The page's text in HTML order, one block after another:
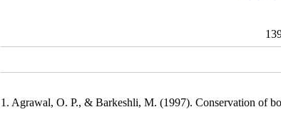
1. Agrawal, O. P., & Barkeshli, M. (1997). Conservation of